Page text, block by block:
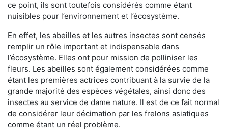
ce point, ils sont toutefois considérés comme étant
nuisibles pour l’environnement et l’écosystème.
En effet, les abeilles et les autres insectes sont censés
remplir un rôle important et indispensable dans
l’écosystème. Elles ont pour mission de polliniser les
fleurs. Les abeilles sont également considérées comme
étant les premières actrices contribuant à la survie de la
grande majorité des espèces végétales, ainsi donc des
insectes au service de dame nature. Il est de ce fait normal
de considérer leur décimation par les frelons asiatiques
comme étant un réel problème.